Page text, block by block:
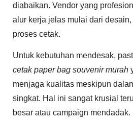
diabaikan. Vendor yang
alur kerja jelas mulai dari
proses cetak.
Untuk kebutuhan mendesak,
cetak paper bag souvenir murah
menjaga kualitas meskipun
singkat. Hal ini sangat krusial
besar atau campaign mendadak.